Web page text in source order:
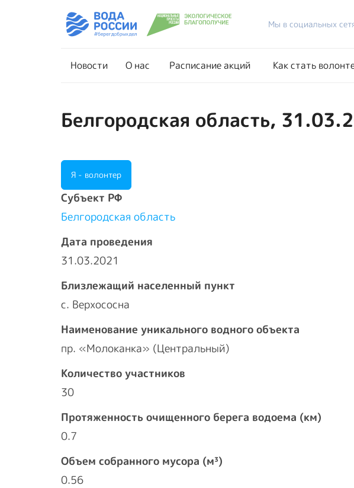
Мы в социальных
Новости О нас Расписание акций Как стать
Новости О нас
Белгородская область,
Я - волонтер
Cубъект РФ
Белгородская область
Дата проведения
31.03.2021
Близлежащий населенный пункт
с. Верхососна
Наименование уникального водного объекта
пр. «Молоканка» (Центральный)
Количество участников
30
Протяженность очищенного берега водоема (км)
0.7
Объем собранного мусора (м³)
0.56